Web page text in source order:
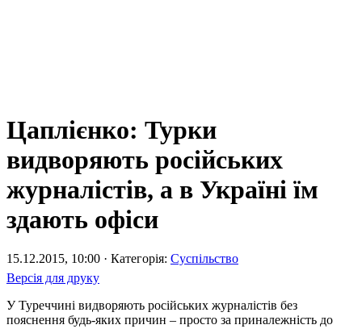
Цаплієнко: Турки
видворяють російських
журналістів, а в Україні їм
здають офіси
15.12.2015, 10:00 · Категорія: Суспільство
Версія для друку
У Туреччині видворяють російських журналістів без
пояснення будь-яких причин – просто за приналежність до